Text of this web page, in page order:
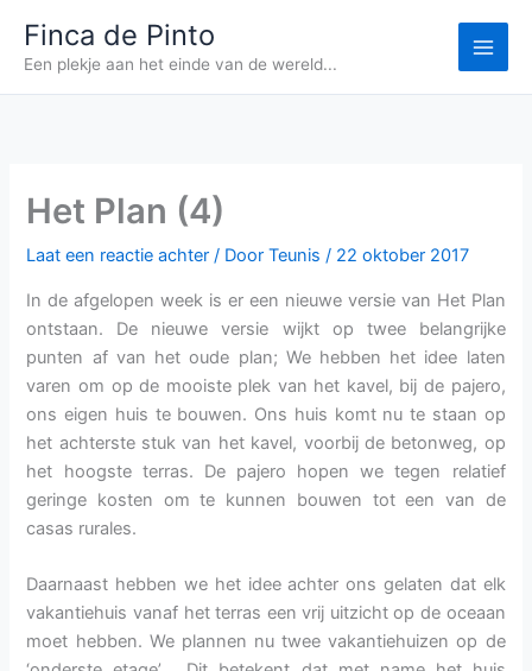
naar
inhoud
Finca de Pinto
Een plekje aan het einde van de wereld...
Het Plan (4)
Laat een reactie achter / DoorTeunis/ 22 oktober 2017
In de afgelopen week is er een nieuwe versie van Het Plan
ontstaan. De nieuwe versie wijkt op twee belangrijke
punten af van het oude plan; We hebben het idee laten
varen om op de mooiste plek van het kavel, bij de pajero,
ons eigen huis te bouwen. Ons huis komt nu te staan op
het achterste stuk van het kavel, voorbij de betonweg, op
het hoogste terras. De pajero hopen we tegen relatief
geringe kosten om te kunnen bouwen tot een van de
casas rurales.
Daarnaast hebben we het idee achter ons gelaten dat elk
vakantiehuis vanaf het terras een vrij uitzicht op de oceaan
moet hebben. We plannen nu twee vakantiehuizen op de